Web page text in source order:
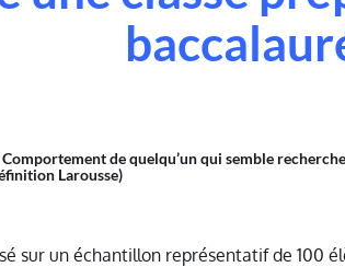
Comportement de quelqu’un qui semble
Larousse)
sur un échantillon représentatif de 100